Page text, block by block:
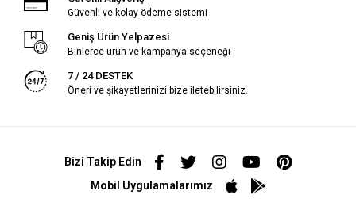
Güvenli ve kolay ödeme sistemi
Geniş Ürün Yelpazesi
Binlerce ürün ve kampanya seçeneği
7 / 24 DESTEK
Öneri ve şikayetlerinizi bize iletebilirsiniz.
Bizi Takip Edin
Mobil Uygulamalarımız